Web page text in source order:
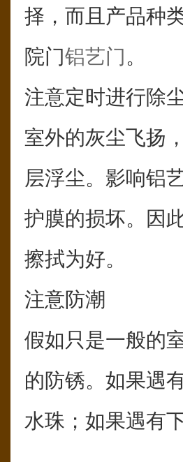
择，而且产品种
院门铝艺门。
注意定时进行除
室外的灰尘飞扬
层浮尘。影响铝
护膜的损坏。因
擦拭为好。
注意防潮
假如只是一般的
的防锈。如果遇
水珠；如果遇有